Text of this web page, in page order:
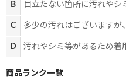
B 目立たない箇所に汚れや
C 多少の汚れはございますが
D 汚れやシミ等があるため着
商品ランク一覧